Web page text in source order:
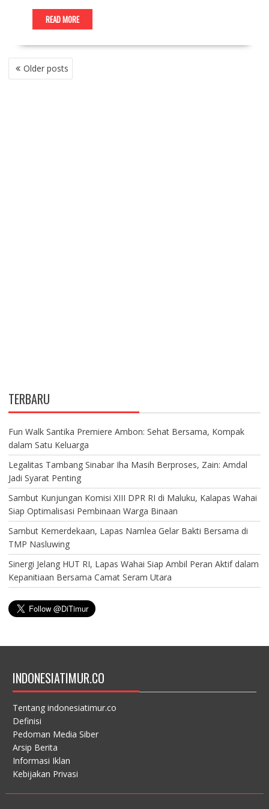
READ MORE
P
O
Older posts
TERBARU
Fun Walk Santika Premiere Ambon: Sehat Bersama, Kompak
dalam Satu Keluarga
Legalitas Tambang Sinabar Iha Masih Berproses, Zain: Amdal
Jadi Syarat Penting
Sambut Kunjungan Komisi XIII DPR RI di Maluku, Kalapas Wahai
Siap Optimalisasi Pembinaan Warga Binaan
Sambut Kemerdekaan, Lapas Namlea Gelar Bakti Bersama di
TMP Nasluwing
Sinergi Jelang HUT RI, Lapas Wahai Siap Ambil Peran Aktif dalam
Kepanitiaan Bersama Camat Seram Utara
INDONESIATIMUR.CO
Tentang indonesiatimur.co
Definisi
Pedoman Media Siber
Arsip Berita
Informasi Iklan
Kebijakan Privasi